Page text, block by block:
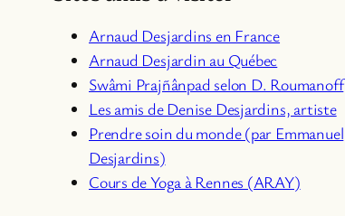
Arnaud Desjardins en France
Arnaud Desjardin au Québec
Swâmi Prajñânpad selon D. Roumanoff
Les amis de Denise Desjardins, artiste
Prendre soin du monde (par Emmanuel
Desjardins)
Cours de Yoga à Rennes (ARAY)